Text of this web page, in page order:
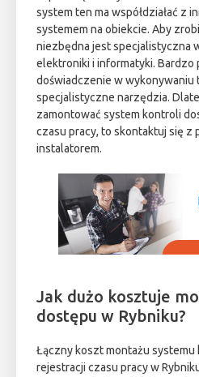
system ten ma współdziałać z
systemem na obiekcie. Aby
niezbędna jest specjalistyczna
elektroniki i informatyki. Bardzo
doświadczenie w wykonywaniu
specjalistyczne narzędzia.
zamontować system kontroli
czasu pracy, to skontaktuj się z
instalatorem.
Jak dużo kosztuje
dostępu w Rybniku?
Łączny koszt montażu
rejestracji czasu pracy w